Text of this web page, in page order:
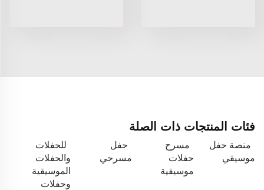
فئات المنتجات ذات الصلة
منصة حفل
موسيقي
مسرح
حفلات
موسيقية
حفل
مسرحي
للحفلات
والحفلات
الموسيقية
وحفلات